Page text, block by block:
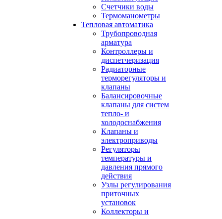
Счетчики воды
Термоманометры
Тепловая автоматика
Трубопроводная
арматура
Контроллеры и
диспетчеризация
Радиаторные
терморегуляторы и
клапаны
Балансировочные
клапаны для систем
тепло- и
холодоснабжения
Клапаны и
электроприводы
Регуляторы
температуры и
давления прямого
действия
Узлы регулирования
приточных
установок
Коллекторы и